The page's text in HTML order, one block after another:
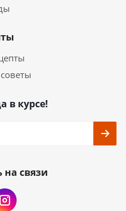
в курсе!
на связи